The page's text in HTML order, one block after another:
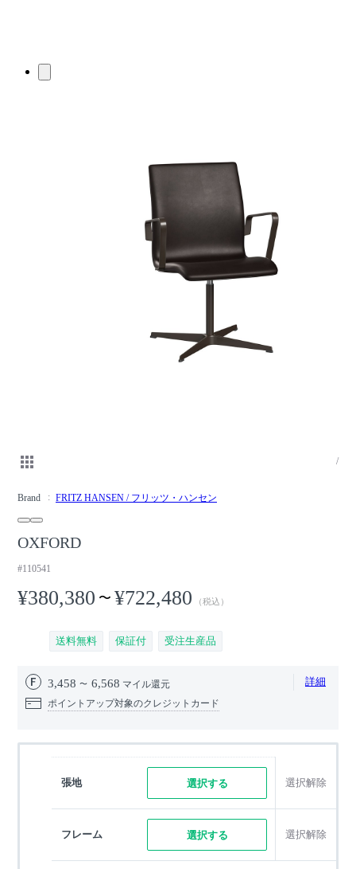
/
Brand FRITZ HANSEN / フリッツ・ハンセン
OXFORD
#110541
¥380,380 〜 ¥722,480 （税込）
送料無料 保証付 受注生産品
3,458 6,568 マイル還元 詳細
ポイントアップ対象のクレジットカード
張地 選択する 選択解除
フレーム 選択する 選択解除